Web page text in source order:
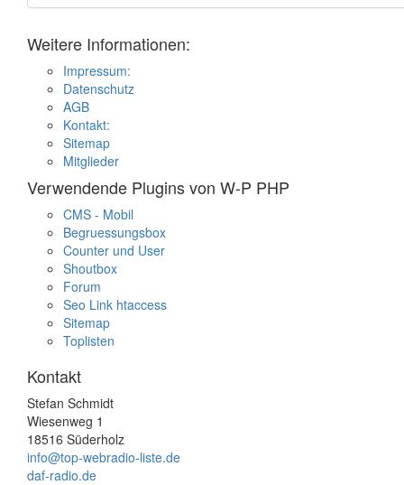
Weitere Informationen:
Impressum:
Datenschutz
AGB
Kontakt:
Sitemap
Mitglieder
Verwendende Plugins von W-P PHP
CMS - Mobil
Begruessungsbox
Counter und User
Shoutbox
Forum
Seo Link htaccess
Sitemap
Toplisten
Kontakt
Stefan Schmidt
Wiesenweg 1
18516 Süderholz
info@top-webradio-liste.de
daf-radio.de